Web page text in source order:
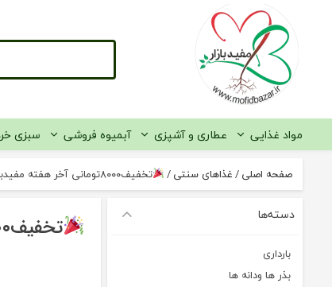
مواد غذایی عطاری و آشپزی آبمیوه فروشی سبزی
صفحه اصلی/غذاهای سنتی/ تخفیف۸۰۰۰تومانی آخر هفته مفیدبازاری
تخفیف۸۰۰۰تومانی آخر هفته مفیدبازاری دسته‌ها
بارداری
بذر ها ودانه ها